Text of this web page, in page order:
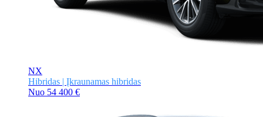
NX
Hibridas | Įkraunamas hibridas
Nuo 54 400 €